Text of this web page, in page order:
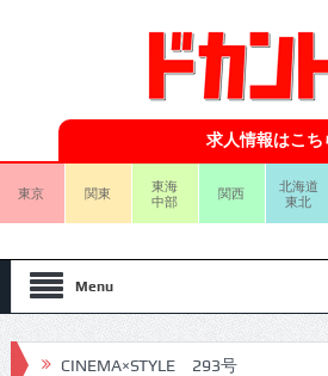
求人情報はこち
東京 関東
東海
中部
関西
北海道
東北
Menu
CINEMA×STYLE 293号